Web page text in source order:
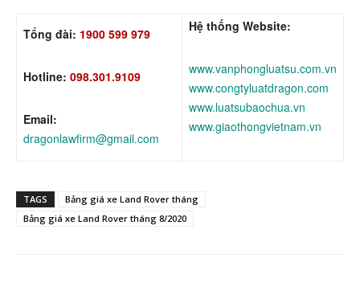
Tổng đài: 1900 599 979
Hotline: 098.301.9109
Email:
dragonlawfirm@gmail.com
Hệ thống Website:
www.vanphongluatsu.com.vn
www.congtyluatdragon.com
www.luatsubaochua.vn
www.giaothongvietnam.vn
TAGS
Bảng giá xe Land Rover tháng
Bảng giá xe Land Rover tháng 8/2020